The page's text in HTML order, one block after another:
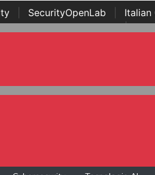
SecurityOpenLab Italian
Awards | ...